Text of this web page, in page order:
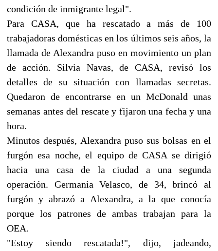
condición de inmigrante legal".
Para CASA, que ha rescatado a más de 100
trabajadoras domésticas en los últimos seis años, la
llamada de Alexandra puso en movimiento un plan
de acción. Silvia Navas, de CASA, revisó los
detalles de su situación con llamadas secretas.
Quedaron de encontrarse en un McDonald unas
semanas antes del rescate y fijaron una fecha y una
hora.
Minutos después, Alexandra puso sus bolsas en el
furgón esa noche, el equipo de CASA se dirigió
hacia una casa de la ciudad a una segunda
operación. Germania Velasco, de 34, brincó al
furgón y abrazó a Alexandra, a la que conocía
porque los patrones de ambas trabajan para la
OEA.
"Estoy siendo rescatada!", dijo, jadeando,